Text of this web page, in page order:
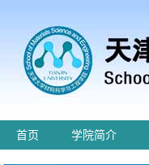
首页 学院简介